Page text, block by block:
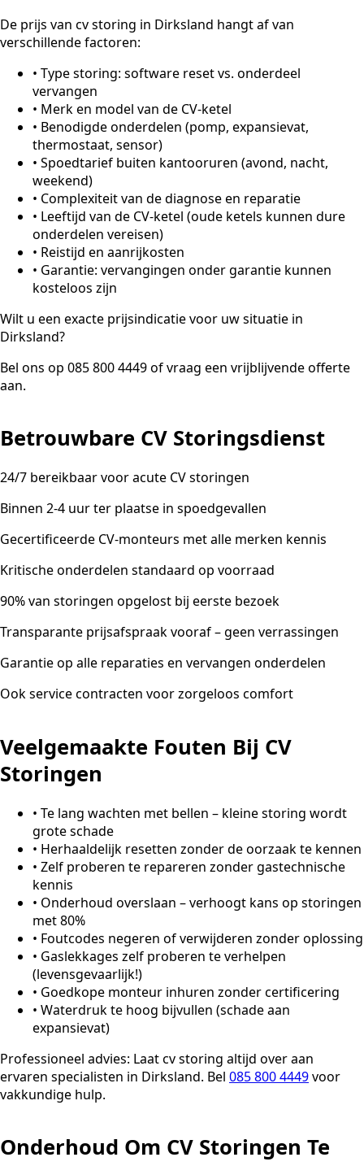
De prijs van cv storing in Dirksland hangt af van
verschillende factoren:
• Type storing: software reset vs. onderdeel
vervangen
• Merk en model van de CV-ketel
• Benodigde onderdelen (pomp, expansievat,
thermostaat, sensor)
• Spoedtarief buiten kantooruren (avond, nacht,
weekend)
• Complexiteit van de diagnose en reparatie
• Leeftijd van de CV-ketel (oude ketels kunnen dure
onderdelen vereisen)
• Reistijd en aanrijkosten
• Garantie: vervangingen onder garantie kunnen
kosteloos zijn
Wilt u een exacte prijsindicatie voor uw situatie in
Dirksland?
Bel ons op 085 800 4449 of vraag een vrijblijvende offerte
aan.
Betrouwbare CV Storingsdienst
24/7 bereikbaar voor acute CV storingen
Binnen 2-4 uur ter plaatse in spoedgevallen
Gecertificeerde CV-monteurs met alle merken kennis
Kritische onderdelen standaard op voorraad
90% van storingen opgelost bij eerste bezoek
Transparante prijsafspraak vooraf – geen verrassingen
Garantie op alle reparaties en vervangen onderdelen
Ook service contracten voor zorgeloos comfort
Veelgemaakte Fouten Bij CV
Storingen
• Te lang wachten met bellen – kleine storing wordt
grote schade
• Herhaaldelijk resetten zonder de oorzaak te kennen
• Zelf proberen te repareren zonder gastechnische
kennis
• Onderhoud overslaan – verhoogt kans op storingen
met 80%
• Foutcodes negeren of verwijderen zonder oplossing
• Gaslekkages zelf proberen te verhelpen
(levensgevaarlijk!)
• Goedkope monteur inhuren zonder certificering
• Waterdruk te hoog bijvullen (schade aan
expansievat)
Professioneel advies: Laat cv storing altijd over aan
ervaren specialisten in Dirksland. Bel 085 800 4449voor
vakkundige hulp.
Onderhoud Om CV Storingen Te